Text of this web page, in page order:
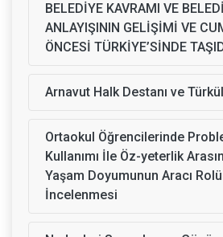
BELEDİYE KAVRAMI VE
ANLAYIŞININ GELİŞİMİ VE
ÖNCESİ TÜRKİYE’SİNDE
Arnavut Halk Destanı ve
Ortaokul Öğrencilerinde
Kullanımı İle Öz-yeterlik
Yaşam Doyumunun Aracı
İncelenmesi